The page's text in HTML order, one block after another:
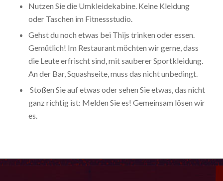
Nutzen Sie die Umkleidekabine. Keine Kleidung
oder Taschen im Fitnessstudio.
Gehst du noch etwas bei Thijs trinken oder essen.
Gemütlich! Im Restaurant möchten wir gerne, dass
die Leute erfrischt sind, mit sauberer Sportkleidung.
An der Bar, Squashseite, muss das nicht unbedingt.
Stoßen Sie auf etwas oder sehen Sie etwas, das nicht
ganz richtig ist: Melden Sie es! Gemeinsam lösen wir
es.